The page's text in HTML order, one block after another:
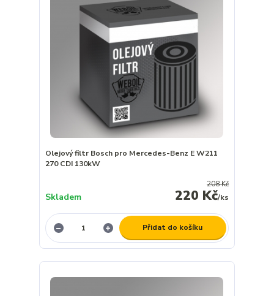
Olejový filtr Bosch pro Mercedes-Benz E W211
270 CDI 130kW
208 Kč
220 Kč/ks
Skladem
Přidat do košíku